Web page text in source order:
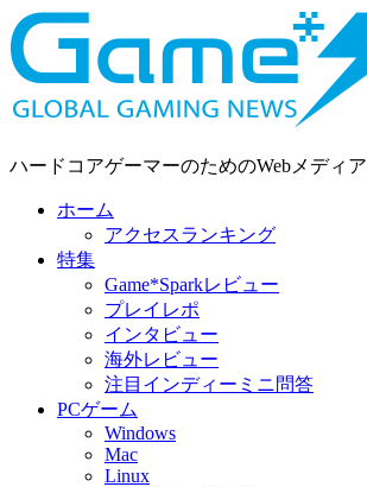
ハードコアゲーマーのためのWebメディア
ホーム
アクセスランキング
特集
Game*Sparkレビュー
プレイレポ
インタビュー
海外レビュー
注目インディーミニ問答
PCゲーム
Windows
Mac
Linux